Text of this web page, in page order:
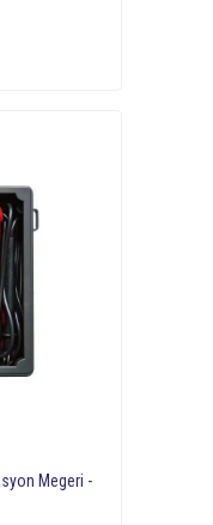
Megeri -